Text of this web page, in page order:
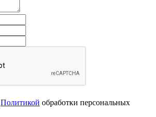
Политикой обработки персональных